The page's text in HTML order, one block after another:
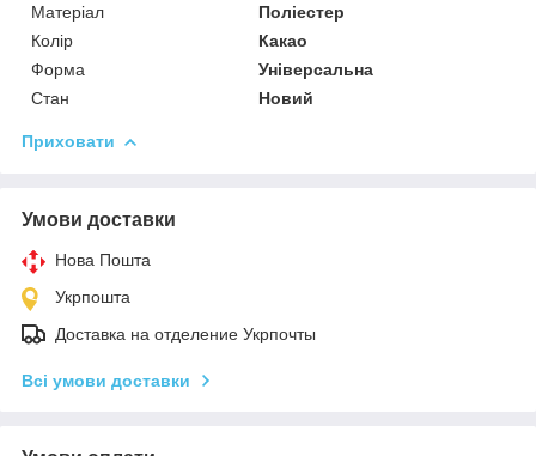
Матеріал
Поліестер
Колір
Какао
Форма
Універсальна
Стан
Новий
Приховати
Умови доставки
Нова Пошта
Укрпошта
Доставка на отделение Укрпочты
Всі умови доставки